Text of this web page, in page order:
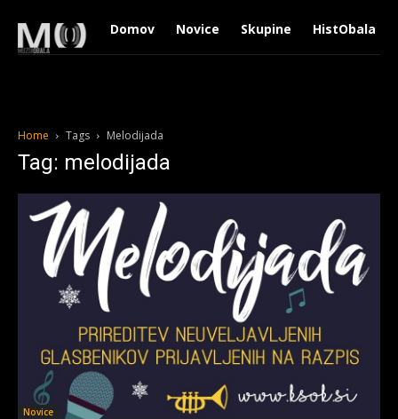
Domov Novice Skupine HistObala
Home Tags Melodijada
Tag: melodijada
Novice